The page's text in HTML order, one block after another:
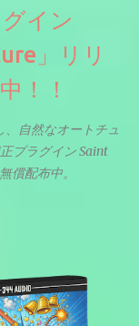
イン
」リリ
！！
、自然なオートチュ
プラグイン Saint
償配布中。